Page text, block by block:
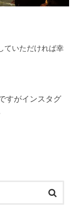
ていただければ幸
すがインスタグ